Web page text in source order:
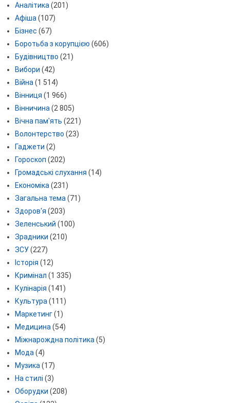
Аналітика (201)
Афіша (107)
Бізнес (67)
Боротьба з корупцією (606)
Будівництво (21)
Вибори (42)
Війна (1 514)
Вінниця (1 966)
Вінничина (2 805)
Вічна пам'ять (221)
Волонтерство (23)
Гаджети (2)
Гороскоп (202)
Громадські слухання (14)
Економіка (231)
Загальна тема (71)
Здоров'я (203)
Зеленський (100)
Зрадники (210)
ЗСУ(227)
Історія (12)
Кримінал (1 335)
Кулінарія (141)
Культура (111)
Маркетинг(1)
Медицина (54)
Міжнарождна політика (5)
Мода (4)
Музика (17)
На стилі (3)
Оборудки (208)